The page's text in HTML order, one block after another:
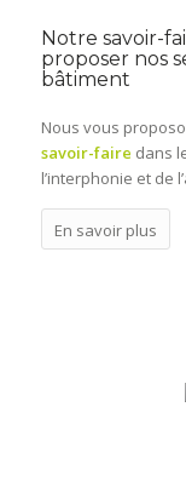
Notre savoir-
proposer nos
bâtiment
Nous vous
savoir-faire dans
l’interphonie et de
En savoir plus